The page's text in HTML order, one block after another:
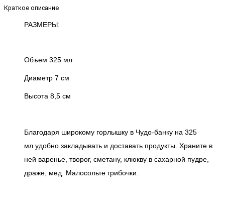
Краткое описание
РАЗМЕРЫ:
Объем 325 мл
Диаметр 7 см
Высота 8,5 см
Благодаря широкому горлышку в Чудо-банку на 325
мл удобно закладывать и доставать продукты. Храните в
ней варенье, творог, сметану, клюкву в сахарной пудре,
драже, мед. Малосольте грибочки.